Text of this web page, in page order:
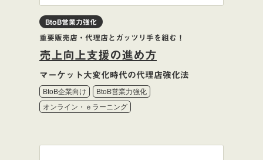
BtoB営業力強化
重要販売店・代理店とガッツリ手を組む！
売上向上支援の進め方
マーケット大変化時代の代理店強化法
BtoB企業向け
BtoB営業力強化
オンライン・ｅラーニング